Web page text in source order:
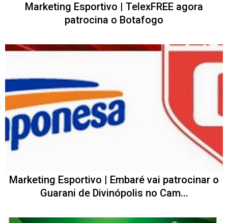
Marketing Esportivo | TelexFREE agora
patrocina o Botafogo
Marketing Esportivo | Embaré vai patrocinar o
Guarani de Divinópolis no Cam...